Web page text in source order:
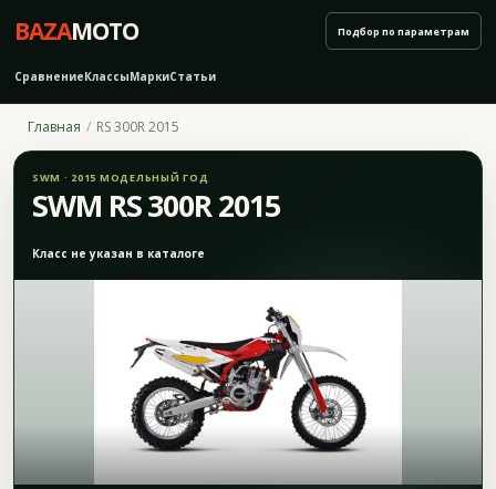
BAZAMOTO
СравнениеКлассыМаркиСтатьи
Подбор по параметрам
Главная RS 300R 2015
SWM · 2015 МОДЕЛЬНЫЙ ГОД
SWM RS 300R 2015
Класс не указан в каталоге